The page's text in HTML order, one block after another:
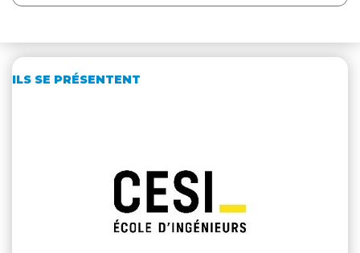
ILS SE PRÉSENTENT